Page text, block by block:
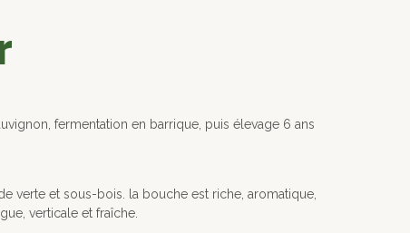
fermentation en barrique, puis élevage 6 ans
verte et sous-bois. la bouche est riche, aromatique,
verticale et fraîche.